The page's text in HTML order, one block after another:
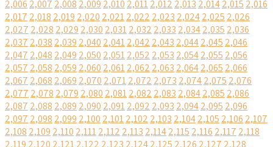
2,006 2,007 2,008 2,009 2,010 2,0112,012 2,013 2,0142,015 2,016
2,017 2,018 2,019 2,020 2,0212,022 2,023 2,0242,025 2,026
2,027 2,028 2,029 2,030 2,0312,032 2,033 2,0342,035 2,036
2,037 2,038 2,039 2,040 2,0412,042 2,043 2,0442,045 2,046
2,047 2,048 2,049 2,050 2,0512,052 2,053 2,0542,055 2,056
2,057 2,058 2,059 2,060 2,0612,062 2,063 2,0642,065 2,066
2,067 2,068 2,069 2,070 2,0712,072 2,073 2,0742,075 2,076
2,077 2,078 2,079 2,080 2,0812,082 2,083 2,0842,085 2,086
2,087 2,088 2,089 2,090 2,0912,092 2,093 2,0942,095 2,096
2,097 2,098 2,099 2,100 2,1012,102 2,103 2,1042,105 2,106 2,107
2,108 2,109 2,110 2,1112,112 2,113 2,1142,115 2,116 2,117 2,118